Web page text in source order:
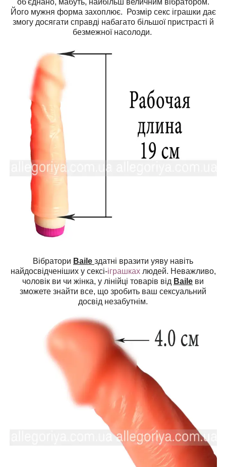
об'єднано, мабуть, найбільш величним вібратором.
Його мужня форма захоплює. Розмір секс іграшки дає
змогу досягати справді набагато більшої пристрасті й
безмежної насолоди.
Вібратори Baile здатні вразити уяву навіть
найдосвідченіших у сексі-іграшках людей. Неважливо,
чоловік ви чи жінка, у лінійці товарів від Baile ви
зможете знайти все, що зробить ваш сексуальний
досвід незабутнім.